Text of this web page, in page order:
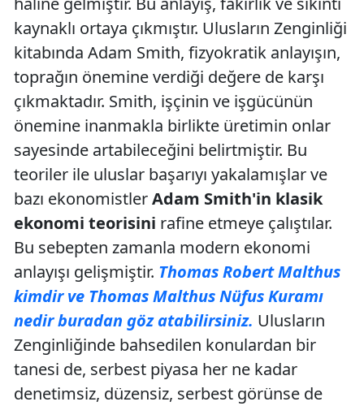
kaynaklı ortaya çıkmıştır. Ulusların Zenginliği
kitabında Adam Smith, fizyokratik anlayışın,
toprağın önemine verdiği değere de karşı
çıkmaktadır. Smith, işçinin ve işgücünün
önemine inanmakla birlikte üretimin onlar
sayesinde artabileceğini belirtmiştir. Bu
teoriler ile uluslar başarıyı yakalamışlar ve
bazı ekonomistlerAdam Smith'in klasik
ekonomi teorisini rafine etmeye çalıştılar.
Bu sebepten zamanla modern ekonomi
anlayışı gelişmiştir. Thomas Robert Malthus
kimdir ve Thomas Malthus Nüfus Kuramı
nedir buradan göz atabilirsiniz. Ulusların
Zenginliğinde bahsedilen konulardan bir
tanesi de, serbest piyasa her ne kadar
denetimsiz, düzensiz, serbest görünse de